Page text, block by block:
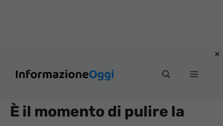
Menu
È il momento di pulire la